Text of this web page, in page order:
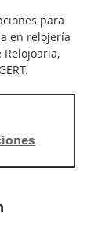
para
en relojería